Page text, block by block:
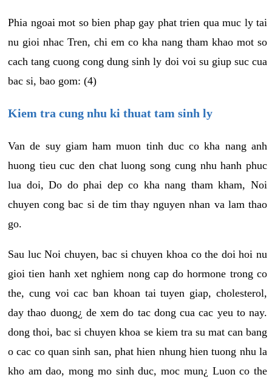
Phia ngoai mot so bien phap gay phat trien qua muc ly tai
nu gioi nhac Tren, chi em co kha nang tham khao mot so
cach tang cuong cong dung sinh ly doi voi su giup suc cua
bac si, bao gom: (4)
Kiem tra cung nhu ki thuat tam sinh ly
Van de suy giam ham muon tinh duc co kha nang anh
huong tieu cuc den chat luong song cung nhu hanh phuc
lua doi, Do do phai dep co kha nang tham kham, Noi
chuyen cong bac si de tim thay nguyen nhan va lam thao
go.
Sau luc Noi chuyen, bac si chuyen khoa co the doi hoi nu
gioi tien hanh xet nghiem nong cap do hormone trong co
the, cung voi cac ban khoan tai tuyen giap, cholesterol,
day thao duong¿ de xem do tac dong cua cac yeu to nay.
dong thoi, bac si chuyen khoa se kiem tra su mat can bang
o cac co quan sinh san, phat hien nhung hien tuong nhu la
kho am dao, mong mo sinh duc, moc mun¿ Luon co the